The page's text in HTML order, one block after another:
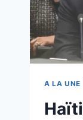
A LA UNE